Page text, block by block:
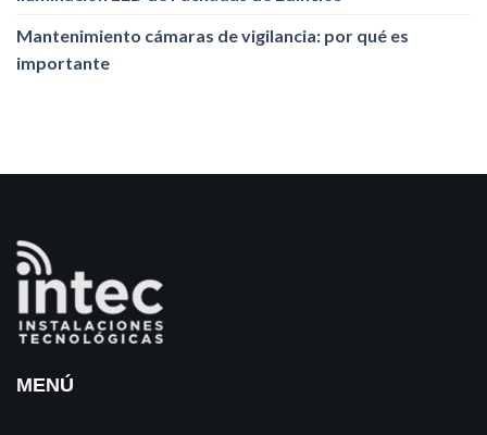
Mantenimiento cámaras de vigilancia: por qué es
importante
MENÚ